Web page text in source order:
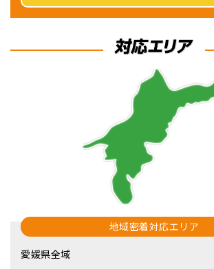
地域密着対応エリア
愛媛県全域